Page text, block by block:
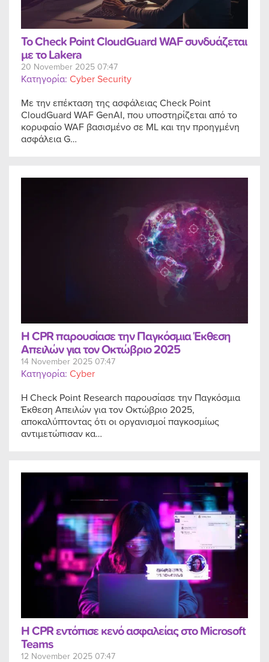
Το Check Point CloudGuard WAF συνδυάζεται
με το Lakera
20 November 2025 07:47
Κατηγορία: Cyber Security
Με την επέκταση της ασφάλειας Check Point
CloudGuard WAF GenAI, που υποστηρίζεται από το
κορυφαίο WAF βασισμένο σε ML και την προηγμένη
ασφάλεια G…
Η CPR παρουσίασε την Παγκόσμια Έκθεση
Απειλών για τον Οκτώβριο 2025
14 November 2025 07:47
Κατηγορία: Cyber
Η Check Point Research παρουσίασε την Παγκόσμια
Έκθεση Απειλών για τον Οκτώβριο 2025,
αποκαλύπτοντας ότι οι οργανισμοί παγκοσμίως
αντιμετώπισαν κα…
Η CPR εντόπισε κενό ασφαλείας στο Microsoft
Teams
12 November 2025 07:47